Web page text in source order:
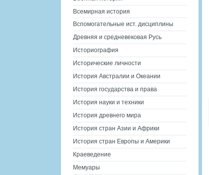
Всемирная история
Вспомогательные ист. дисциплины
Древняя и средневековая Русь
Историография
Исторические личности
История Австралии и Океании
История государства и права
История науки и техники
История древнего мира
История стран Азии и Африки
История стран Европы и Америки
Краеведение
Мемуары